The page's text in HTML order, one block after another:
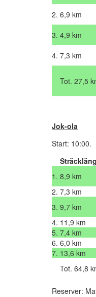
2. 6,9 km
3. 4,9 km
4. 7,3 km
Tot. 27,5
Jok-ola
Start: 10:00.
1. 8,9 km
2. 7,3 km
3. 9,7 km
4. 11,9 km
5. 7,4 km
6. 6,0 km
7. 13,6 km
Tot. 64,8
Reserver: